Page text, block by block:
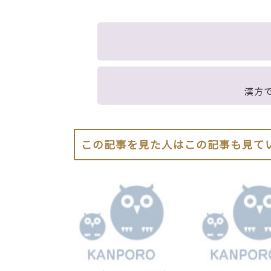
漢方
この記事を見た人はこの記事も見て